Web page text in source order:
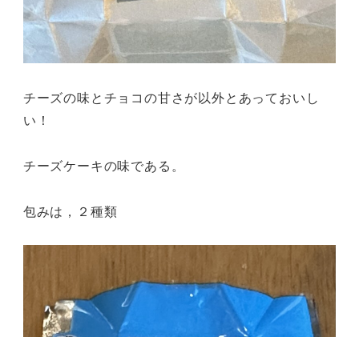
チーズの味とチョコの甘さが以外とあっておいし
い！
チーズケーキの味である。
包みは，２種類